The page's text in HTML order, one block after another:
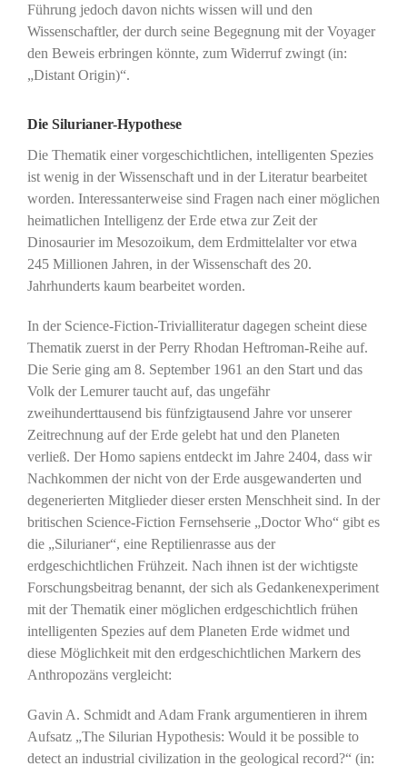
Führung jedoch davon nichts wissen will und den
Wissenschaftler, der durch seine Begegnung mit der Voyager
den Beweis erbringen könnte, zum Widerruf zwingt (in:
„Distant Origin)“.
Die Silurianer-Hypothese
Die Thematik einer vorgeschichtlichen, intelligenten Spezies
ist wenig in der Wissenschaft und in der Literatur bearbeitet
worden. Interessanterweise sind Fragen nach einer möglichen
heimatlichen Intelligenz der Erde etwa zur Zeit der
Dinosaurier im Mesozoikum, dem Erdmittelalter vor etwa
245 Millionen Jahren, in der Wissenschaft des 20.
Jahrhunderts kaum bearbeitet worden.
In der Science-Fiction-Trivialliteratur dagegen scheint diese
Thematik zuerst in der Perry Rhodan Heftroman-Reihe auf.
Die Serie ging am 8. September 1961 an den Start und das
Volk der Lemurer taucht auf, das ungefähr
zweihunderttausend bis fünfzigtausend Jahre vor unserer
Zeitrechnung auf der Erde gelebt hat und den Planeten
verließ. Der Homo sapiens entdeckt im Jahre 2404, dass wir
Nachkommen der nicht von der Erde ausgewanderten und
degenerierten Mitglieder dieser ersten Menschheit sind. In der
britischen Science-Fiction Fernsehserie „Doctor Who“ gibt es
die „Silurianer“, eine Reptilienrasse aus der
erdgeschichtlichen Frühzeit. Nach ihnen ist der wichtigste
Forschungsbeitrag benannt, der sich als Gedankenexperiment
mit der Thematik einer möglichen erdgeschichtlich frühen
intelligenten Spezies auf dem Planeten Erde widmet und
diese Möglichkeit mit den erdgeschichtlichen Markern des
Anthropozäns vergleicht:
Gavin A. Schmidt and Adam Frank argumentieren in ihrem
Aufsatz „The Silurian Hypothesis: Would it be possible to
detect an industrial civilization in the geological record?“ (in: